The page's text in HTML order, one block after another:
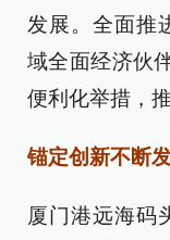
发展。全面推
域全面经济伙
便利化举措，
锚定创新不断
厦门港远海码